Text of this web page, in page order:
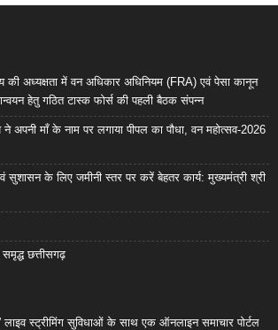
की अध्यक्षता में वन अधिकार अधिनियम (FRA) एवं पेसा कानून
हेतु गठित टास्क फोर्स की पहली बैठक संपन्न
ने अपनी माँ के नाम पर लगाया पीपल का पौधा, वन महोत्सव-2026
सुशासन के लिए जमीनी स्तर पर करें बेहतर कार्य: मुख्यमंत्री श्री
छत्तीसगढ़
स्ट्रीमिंग सुविधाओं के साथ एक ऑनलाइन समाचार पोर्टल